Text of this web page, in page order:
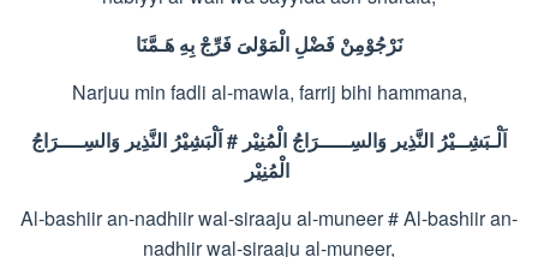
نَرْجُوْمِنْ فَضْلِ الْمَوْلىَ فَرِّجْ بِهِ هَـمَّنَا
Narjuu min fadli al-mawla, farrij bihi hammana,
اَلْـبَشِــيْرُ النَّذِير وَالسِـــــرَاجُ الْمُنِيْر #اَلْبَشِيْرُ النَّذِير وَالسِــــرَاجُ
الْمُنِيْر
Al-bashiir an-nadhiir wal-siraaju al-muneer # Al-bashiir an-
nadhiir wal-siraaju al-muneer,